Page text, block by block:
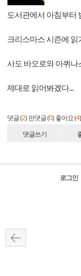
도서관에서 아침부터
크리스마스 시즌에
사도 바오로와 아퀴
제대로 읽어봐겠다...
댓글 (2) 먼댓글 (0) 좋아요 (4)
댓글쓰기
로그인